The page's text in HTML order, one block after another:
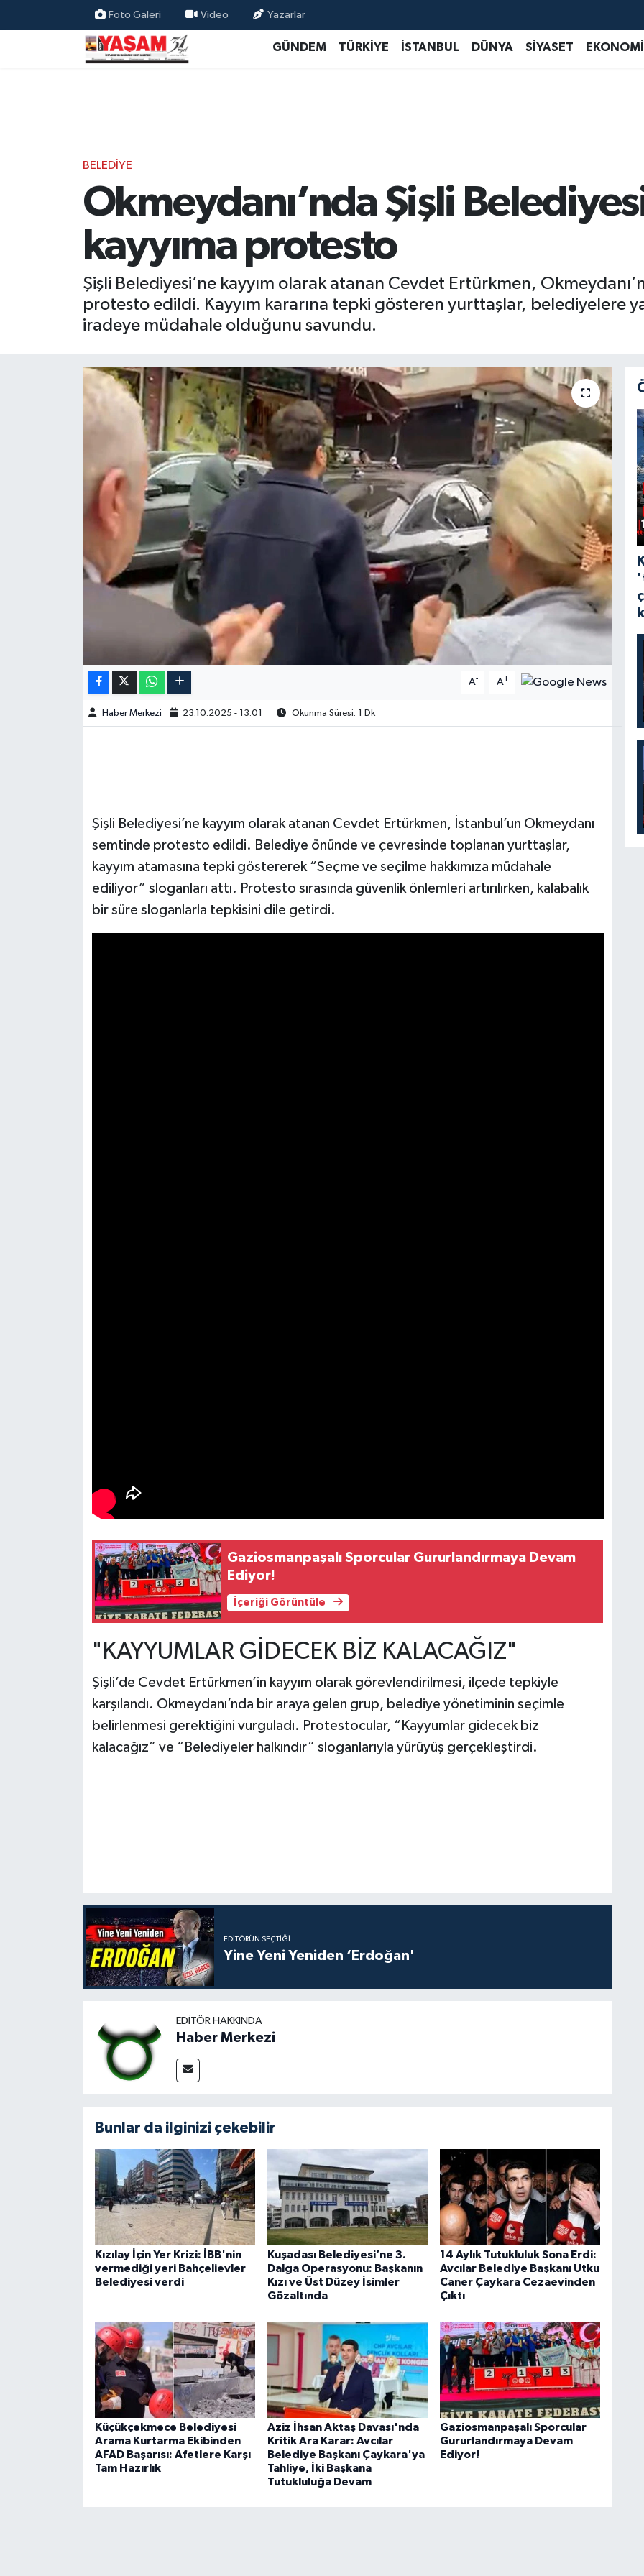
Foto Galeri Video Yazarlar
GÜNDEM TÜRKİYE İSTANBUL DÜNYA SİYASET EKONOMİ
BELEDİYE
Okmeydanı’nda Şişli
kayyıma protesto
Şişli Belediyesi’ne kayyım olarak atanan Cevdet Ertürkmen,
protesto edildi. Kayyım kararına tepki gösteren yurttaşlar, belediyelere
iradeye müdahale olduğunu savundu.
A- A+
Haber Merkezi 23.10.2025 - 13:01 Okunma Süresi: 1 Dk
Şişli Belediyesi’ne kayyım olarak atanan Cevdet Ertürkmen, İstanbul’un Okmeydanı
semtinde protesto edildi. Belediye önünde ve çevresinde toplanan yurttaşlar,
kayyım atamasına tepki göstererek “Seçme ve seçilme hakkımıza müdahale
ediliyor” sloganları attı. Protesto sırasında güvenlik önlemleri artırılırken, kalabalık
bir süre sloganlarla tepkisini dile getirdi.
Gaziosmanpaşalı Sporcular Gururlandırmaya Devam
Ediyor!
İçeriği Görüntüle
"KAYYUMLAR GİDECEK BİZ KALACAĞIZ"
Şişli’de Cevdet Ertürkmen’in kayyım olarak görevlendirilmesi, ilçede tepkiyle
karşılandı. Okmeydanı’nda bir araya gelen grup, belediye yönetiminin seçimle
belirlenmesi gerektiğini vurguladı. Protestocular, “Kayyumlar gidecek biz
kalacağız” ve “Belediyeler halkındır” sloganlarıyla yürüyüş gerçekleştirdi.
EDITÖRÜN SEÇTIĞI
Yine Yeni Yeniden ‘Erdoğan'
EDITÖR HAKKINDA
Haber Merkezi
Bunlar da ilginizi çekebilir
Kızılay İçin Yer Krizi: İBB'nin
vermediği yeri Bahçelievler
Belediyesi verdi
Kuşadası Belediyesi’ne 3.
Dalga Operasyonu: Başkanın
Kızı ve Üst Düzey İsimler
Gözaltında
14 Aylık Tutukluluk Sona Erdi:
Avcılar Belediye Başkanı Utku
Caner Çaykara Cezaevinden
Çıktı
Küçükçekmece Belediyesi
Arama Kurtarma Ekibinden
AFAD Başarısı: Afetlere Karşı
Tam Hazırlık
Aziz İhsan Aktaş Davası'nda
Kritik Ara Karar: Avcılar
Belediye Başkanı Çaykara'ya
Tahliye, İki Başkana
Tutukluluğa Devam
Gaziosmanpaşalı Sporcular
Gururlandırmaya Devam
Ediyor!